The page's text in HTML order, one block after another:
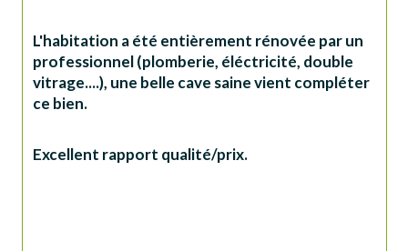
L'habitation a été entièrement rénovée par un
professionnel (plomberie, éléctricité, double
vitrage....), une belle cave saine vient compléter
ce bien.
Excellent rapport qualité/prix.